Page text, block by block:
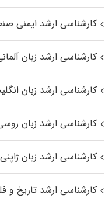
کارشناسی ارشد ایمنی
کارشناسی ارشد زبان
کارشناسی ارشد زبان
کارشناسی ارشد زبان
کارشناسی ارشد زبان ژاپنی
کارشناسی ارشد تاریخ و